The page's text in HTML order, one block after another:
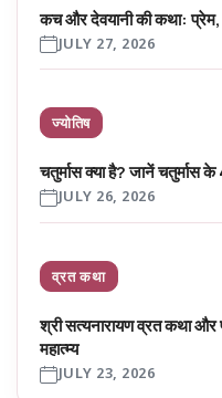
कच और देवयानी की कथा:
JULY 27, 2026
ज्योतिष
चतुर्मास क्या है? जानें चतुर्मास
JULY 26, 2026
व्रत कथा
श्री सत्यनारायण व्रत कथा और
महात्म्य
JULY 23, 2026